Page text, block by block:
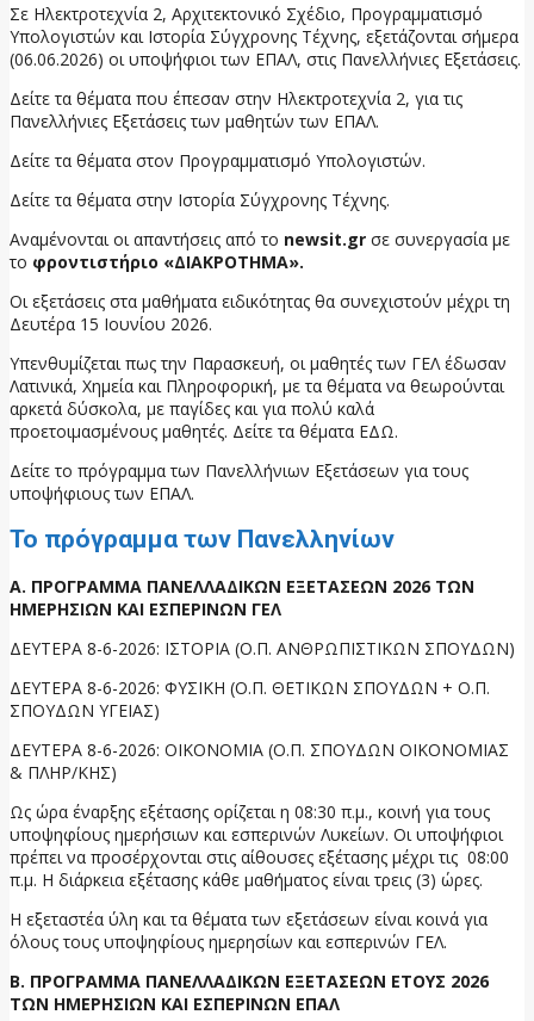
Σε Ηλεκτροτεχνία 2, Αρχιτεκτονικό Σχέδιο, Προγραμματισμό
Υπολογιστών και Ιστορία Σύγχρονης Τέχνης, εξετάζονται σήμερα
(06.06.2026) οι υποψήφιοι των ΕΠΑΛ, στις Πανελλήνιες Εξετάσεις.
Δείτε τα θέματα που έπεσαν στην Ηλεκτροτεχνία 2, για τις
Πανελλήνιες Εξετάσεις των μαθητών των ΕΠΑΛ.
Δείτε τα θέματα στον Προγραμματισμό Υπολογιστών.
Δείτε τα θέματα στην Ιστορία Σύγχρονης Τέχνης.
Αναμένονται οι απαντήσεις από το newsit.gr σε συνεργασία με
το φροντιστήριο «ΔΙΑΚΡΟΤΗΜΑ».
Οι εξετάσεις στα μαθήματα ειδικότητας θα συνεχιστούν μέχρι τη
Δευτέρα 15 Ιουνίου 2026.
Υπενθυμίζεται πως την Παρασκευή, οι μαθητές των ΓΕΛ έδωσαν
Λατινικά, Χημεία και Πληροφορική, με τα θέματα να θεωρούνται
αρκετά δύσκολα, με παγίδες και για πολύ καλά
προετοιμασμένους μαθητές. Δείτε τα θέματα ΕΔΩ.
Δείτε το πρόγραμμα των Πανελλήνιων Εξετάσεων για τους
υποψήφιους των ΕΠΑΛ.
Το πρόγραμμα των Πανελληνίων
Α. ΠΡΟΓΡΑΜΜΑ ΠΑΝΕΛΛΑΔΙΚΩΝ ΕΞΕΤΑΣΕΩΝ 2026 ΤΩΝ
ΗΜΕΡΗΣΙΩΝ ΚΑΙ ΕΣΠΕΡΙΝΩΝ ΓΕΛ
ΔΕΥΤΕΡΑ 8-6-2026: ΙΣΤΟΡΙΑ (Ο.Π. ΑΝΘΡΩΠΙΣΤΙΚΩΝ ΣΠΟΥΔΩΝ)
ΔΕΥΤΕΡΑ 8-6-2026: ΦΥΣΙΚΗ (Ο.Π. ΘΕΤΙΚΩΝ ΣΠΟΥΔΩΝ + Ο.Π.
ΣΠΟΥΔΩΝ ΥΓΕΙΑΣ)
ΔΕΥΤΕΡΑ 8-6-2026: ΟΙΚΟΝΟΜΙΑ (Ο.Π. ΣΠΟΥΔΩΝ ΟΙΚΟΝΟΜΙΑΣ
& ΠΛΗΡ/ΚΗΣ)
Ως ώρα έναρξης εξέτασης ορίζεται η 08:30 π.μ., κοινή για τους
υποψηφίους ημερήσιων και εσπερινών Λυκείων. Οι υποψήφιοι
πρέπει να προσέρχονται στις αίθουσες εξέτασης μέχρι τις 08:00
π.μ. Η διάρκεια εξέτασης κάθε μαθήματος είναι τρεις (3) ώρες.
Η εξεταστέα ύλη και τα θέματα των εξετάσεων είναι κοινά για
όλους τους υποψηφίους ημερησίων και εσπερινών ΓΕΛ.
Β. ΠΡΟΓΡΑΜΜΑ ΠΑΝΕΛΛΑΔΙΚΩΝ ΕΞΕΤΑΣΕΩΝ ΕΤΟΥΣ 2026
ΤΩΝ ΗΜΕΡΗΣΙΩΝ ΚΑΙ ΕΣΠΕΡΙΝΩΝ ΕΠΑΛ